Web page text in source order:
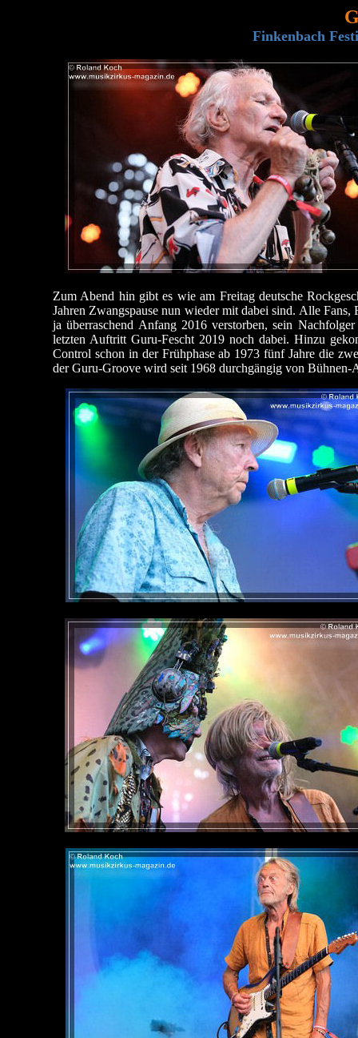
Finkenbach
Zum Abend hin gibt es wie am Freitag deutsche
Jahren Zwangspause nun wieder mit dabei sind. Alle
ja überraschend Anfang 2016 verstorben, sein
letzten Auftritt Guru-Fescht 2019 noch dabei. Hinzu
Control schon in der Frühphase ab 1973 fünf Jahre die
der Guru-Groove wird seit 1968 durchgängig von